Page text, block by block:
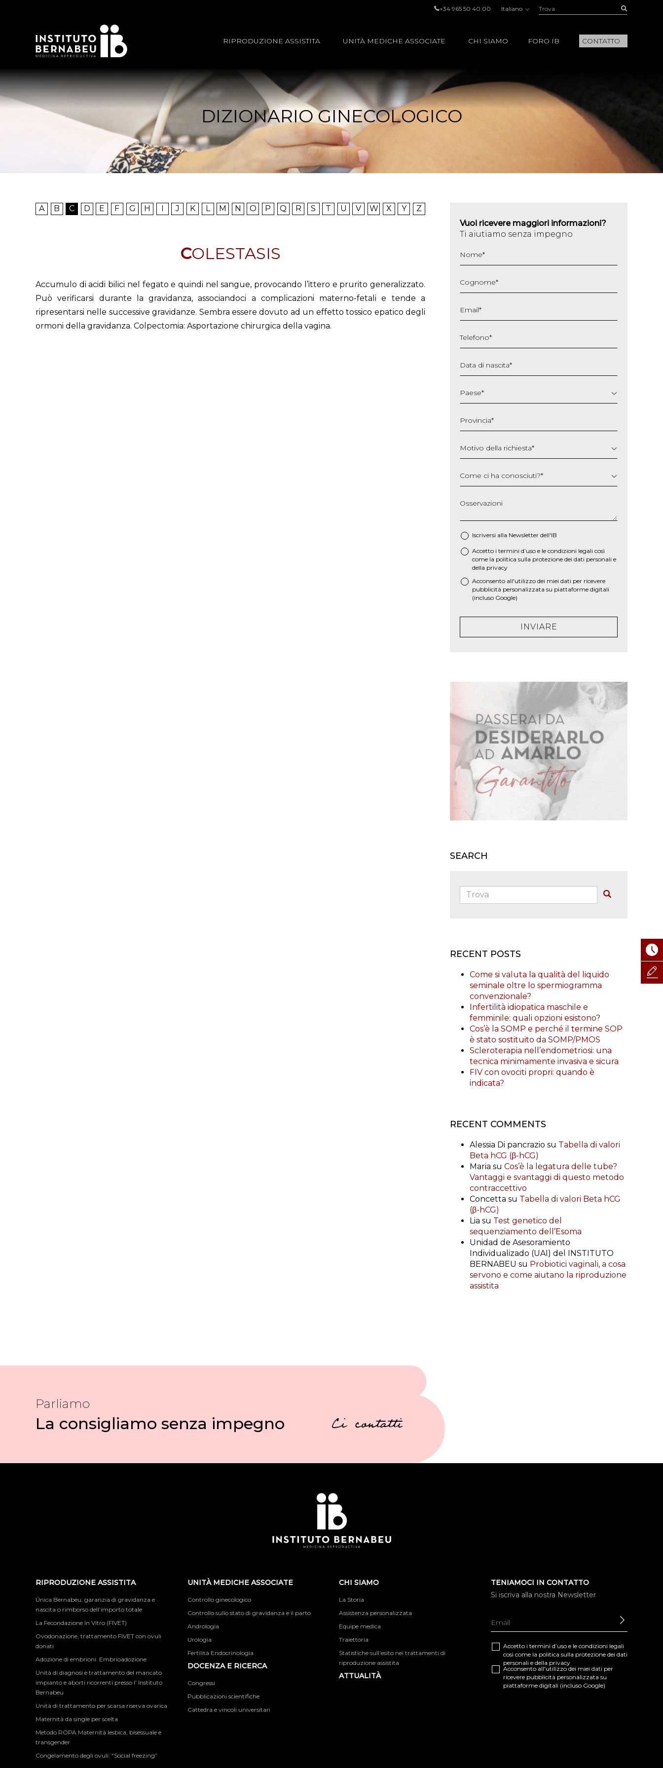
+34 965 50 40 00 Italiano Trova:
RIPRODUZIONE ASSISTITA UNITÀ MEDICHE ASSOCIATE CHI SIAMO FORO IB CONTATTO
DIZIONARIO GINECOLOGICO
A B C D E F G H I J K L M N O P Q R S T U V W X Y Z
COLESTASIS
Accumulo di acidi bilici nel fegato e quindi nel sangue, provocando l’ittero e prurito generalizzato.
Può verificarsi durante la gravidanza, associandoci a complicazioni materno-fetali e tende a
ripresentarsi nelle successive gravidanze. Sembra essere dovuto ad un effetto tossico epatico degli
ormoni della gravidanza. Colpectomia: Asportazione chirurgica della vagina.
Vuoi ricevere maggiori informazioni?
Ti aiutiamo senza impegno
Nome*
Cognome*
Email*
Telefono*
Data di nascita*
slash
MM
AAAA
Paese*
Provincia*
Motivo della richiesta*
Come ci ha conosciuti?*
Osservazioni
Iscriversi alla Newsletter dell'IB
* Accetto i termini d’uso e le condizioni legali così
come la politica sulla protezione dei dati personali e
della privacy
Acconsento all'utilizzo dei miei dati per ricevere
pubblicità personalizzata su piattaforme digitali
(incluso Google)
INVIARE
SEARCH
Trova:
RECENT POSTS
Come si valuta la qualità del liquido
seminale oltre lo spermiogramma
convenzionale?
Infertilità idiopatica maschile e
femminile: quali opzioni esistono?
Cos’è la SOMP e perché il termine SOP
è stato sostituito da SOMP/PMOS
Scleroterapia nell’endometriosi: una
tecnica minimamente invasiva e sicura
FIV con ovociti propri: quando è
indicata?
RECENT COMMENTS
Alessia Di pancrazio su Tabella di valori
Beta hCG (β-hCG)
Maria su Cos’è la legatura delle tube?
Vantaggi e svantaggi di questo metodo
contraccettivo
Concetta su Tabella di valori Beta hCG
(β-hCG)
Lia su Test genetico del
sequenziamento dell’Esoma
Unidad de Asesoramiento
Individualizado (UAI) del INSTITUTO
BERNABEU su Probiotici vaginali, a cosa
servono e come aiutano la riproduzione
assistita
Parliamo
La consigliamo senza impegno Ci contatti
RIPRODUZIONE ASSISTITA
Única Bernabeu, garanzia di gravidanza e
nascita o rimborso dell’importo totale
La Fecondazione In Vitro (FIVET)
Ovodonazione, trattamento FIVET con ovuli
donati
Adozione di embrioni. Embrioadozione
Unità di diagnosi e trattamento del mancato
impianto e aborti ricorrenti presso l’ Instituto
Bernabeu
Unità di trattamento per scarsa riserva ovarica
Maternità da single per scelta
Metodo ROPA Maternità lesbica, bisessuale e
transgender
Congelamento degli ovuli: “Social freezing”
UNITÀ MEDICHE ASSOCIATE
Controllo ginecologico
Controllo sullo stato di gravidanza e il parto
Andrologia
Urologia
Fertilità Endocrinologia
DOCENZA E RICERCA
Congressi
Pubblicazioni scientifiche
Cattedra e vincoli universitari
CHI SIAMO
La Storia
Assistenza personalizzata
Equipe medica
Traiettoria
Statistiche sull’esito nei trattamenti di
riproduzione assistita
ATTUALITÀ
TENIAMOCI IN CONTATTO
Si iscriva alla nostra Newsletter
Accetto i termini d’uso e le condizioni legali
così come la politica sulla protezione dei dati
personali e della privacy
Acconsento all'utilizzo dei miei dati per
ricevere pubblicità personalizzata su
piattaforme digitali (incluso Google)